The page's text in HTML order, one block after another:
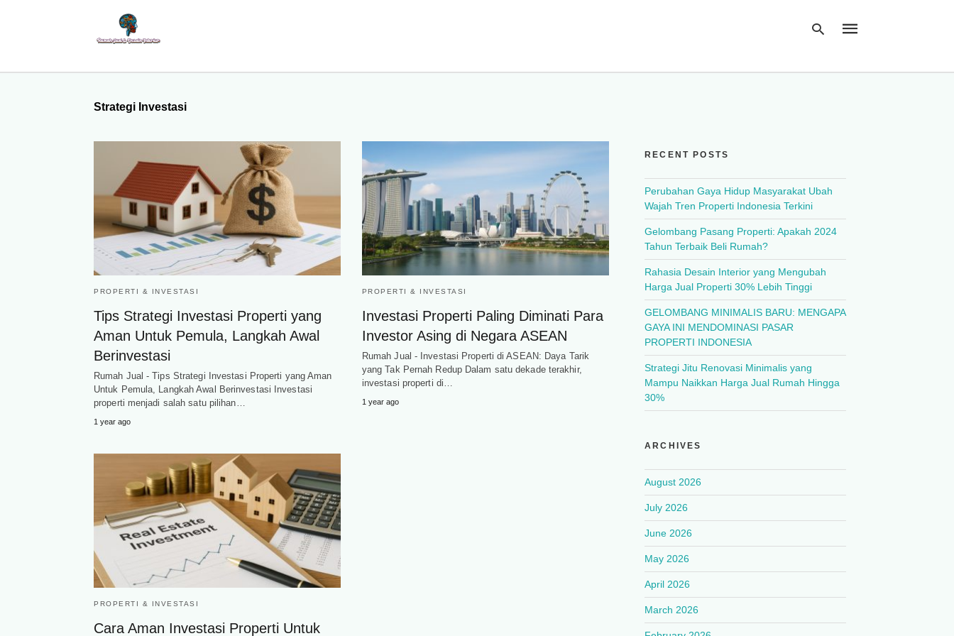
Strategi Investasi
PROPERTI & INVESTASI
Tips Strategi Investasi Properti yang
Aman Untuk Pemula, Langkah Awal
Berinvestasi
Rumah Jual - Tips Strategi Investasi Properti yang Aman
Untuk Pemula, Langkah Awal Berinvestasi Investasi
properti menjadi salah satu pilihan…
1 year ago
PROPERTI & INVESTASI
Investasi Properti Paling Diminati Para
Investor Asing di Negara ASEAN
Rumah Jual - Investasi Properti di ASEAN: Daya Tarik
yang Tak Pernah Redup Dalam satu dekade terakhir,
investasi properti di…
1 year ago
PROPERTI & INVESTASI
Cara Aman Investasi Properti Untuk
RECENT POSTS
Perubahan Gaya Hidup Masyarakat Ubah
Wajah Tren Properti Indonesia Terkini
Gelombang Pasang Properti: Apakah 2024
Tahun Terbaik Beli Rumah?
Rahasia Desain Interior yang Mengubah
Harga Jual Properti 30% Lebih Tinggi
GELOMBANG MINIMALIS BARU: MENGAPA
GAYA INI MENDOMINASI PASAR
PROPERTI INDONESIA
Strategi Jitu Renovasi Minimalis yang
Mampu Naikkan Harga Jual Rumah Hingga
30%
ARCHIVES
August 2026
July 2026
June 2026
May 2026
April 2026
March 2026